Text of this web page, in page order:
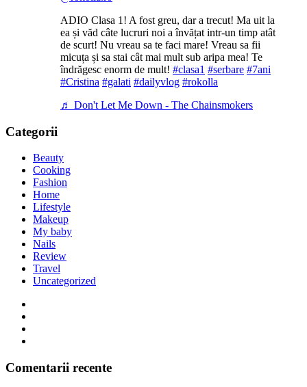
ADIO Clasa 1! A fost greu, dar a trecut! Ma uit la
ea și văd câte lucruri noi a învățat intr-un timp atât
de scurt! Nu vreau sa te faci mare! Vreau sa fii
micuța și sa stai cât mai mult sub aripa mea! Te
îndrăgesc enorm de mult! #clasa1 #serbare #7ani
#Cristina #galati #dailyvlog #rokolla
♬ Don't Let Me Down - The Chainsmokers
Categorii
Beauty
Cooking
Fashion
Home
Lifestyle
Makeup
My baby
Nails
Review
Travel
Uncategorized
Comentarii recente